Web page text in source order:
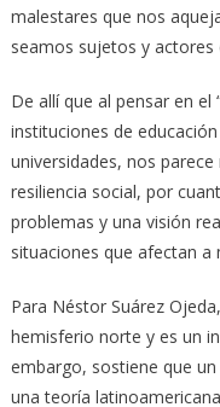
malestares que nos
seamos sujetos y actores
De allí que al pensar en el
instituciones de
universidades, nos
resiliencia social, por
problemas y una visión
situaciones que afectan a
Para Néstor Suárez
hemisferio norte y es un
embargo, sostiene que
una teoría